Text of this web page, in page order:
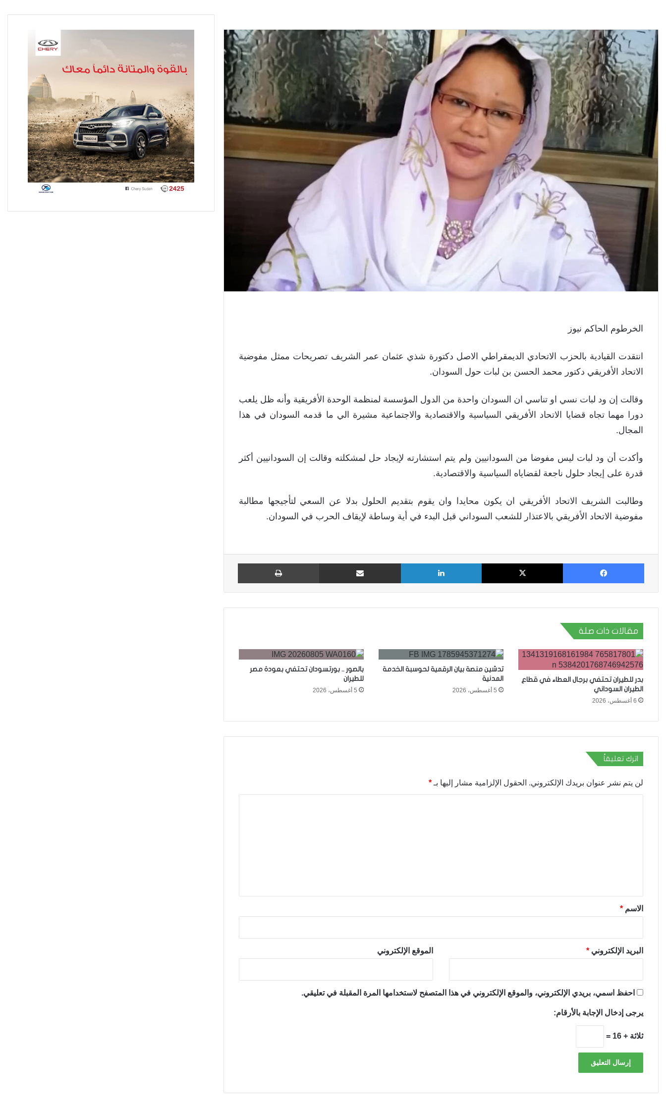
الخرطوم الحاكم نيوز
انتقدت القيادية بالحزب الاتحادي الديمقراطي الاصل دكتورة شذي عثمان عمر الشريف تصريحات ممثل مفوضية
الاتحاد الأفريقي دكتور محمد الحسن بن لبات حول السودان.
وقالت إن ود لبات نسي او تناسي ان السودان واحدة من الدول المؤسسة لمنظمة الوحدة الأفريقية وأنه ظل يلعب
دورا مهما تجاه قضايا الاتحاد الأفريقي السياسية والاقتصادية والاجتماعية مشيرة الي ما قدمه السودان في هذا
المجال.
وأكدت أن ود لبات ليس مفوضا من السودانيين ولم يتم استشارته لإيجاد حل لمشكلته وقالت إن السودانيين أكثر
قدرة على إيجاد حلول ناجعة لقضاياه السياسية والاقتصادية.
وطالبت الشريف الاتحاد الأفريقي ان يكون محايدا وان يقوم بتقديم الحلول بدلا عن السعي لتأجيجها مطالبة
مفوضية الاتحاد الأفريقي بالاعتذار للشعب السوداني قبل البدء في أية وساطة لإيقاف الحرب في السودان.
فيسبوك X لينكدإن مشاركة عبر البريد طباعة
مقالات ذات صلة
بدر للطيران تحتفي برجال العطاء في قطاع
الطيران السوداني
6 أغسطس، 2026
تدشين منصة بيان الرقمية لحوسبة الخدمة
المدنية
5 أغسطس، 2026
بالصور .. بورتسودان تحتفي بعودة مصر
للطيران
5 أغسطس، 2026
اترك تعليقاً
لن يتم نشر عنوان بريدك الإلكتروني. الحقول الإلزامية مشار إليها بـ *
*الاسم *
البريد الإلكتروني * الموقع الإلكتروني
احفظ اسمي، بريدي الإلكتروني، والموقع الإلكتروني في هذا المتصفح لاستخدامها المرة المقبلة في تعليقي.
يرجى إدخال الإجابة بالأرقام:
ثلاثة + 16 =